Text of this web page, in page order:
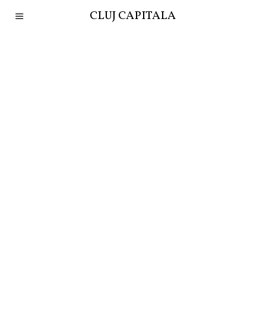
CLUJ CAPITALA